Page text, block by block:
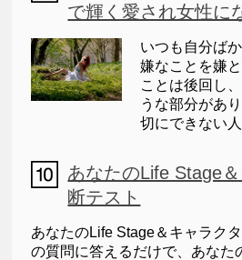
で輝く愛され女性に
いつも自分ば
嫌なことを嫌
ことは後回し
うな部分があ
切にできない
あなたのLife Stage
断テスト
あなたのLife Stage＆キャラク
の質問に答えるだけで、あなた